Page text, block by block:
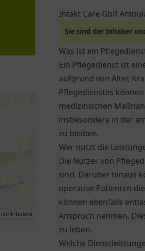
Intakt Care GbR
Sie sind der Inhaber
Was ist ein
Ein Pflegedienst ist
aufgrund von Alter,
Pflegedienstes
medizinischen
insbesondere in der
zu bleiben.
Wer nutzt die
Die Nutzer von
sind. Darüber hinaus
operative Patienten
können ebenfalls
Anspruch nehmen.
zu leben.
Welche